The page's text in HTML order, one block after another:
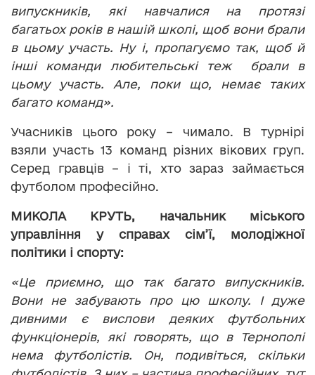
випускників, які навчалися на протязі
багатьох років в нашій школі, щоб вони брали
в цьому участь. Ну і, пропагуємо так, щоб й
інші команди любительські теж брали в
цьому участь. Але, поки що, немає таких
багато команд».
Учасників цього року – чимало. В турнірі
взяли участь 13 команд різних вікових груп.
Серед гравців – і ті, хто зараз займається
футболом професійно.
МИКОЛА КРУТЬ, начальник міського
управління у справах сім’ї, молодіжної
політики і спорту:
«Це приємно, що так багато випускників.
Вони не забувають про цю школу. І дуже
дивними є вислови деяких футбольних
функціонерів, які говорять, що в Тернополі
нема футболістів. Он, подивіться, скільки